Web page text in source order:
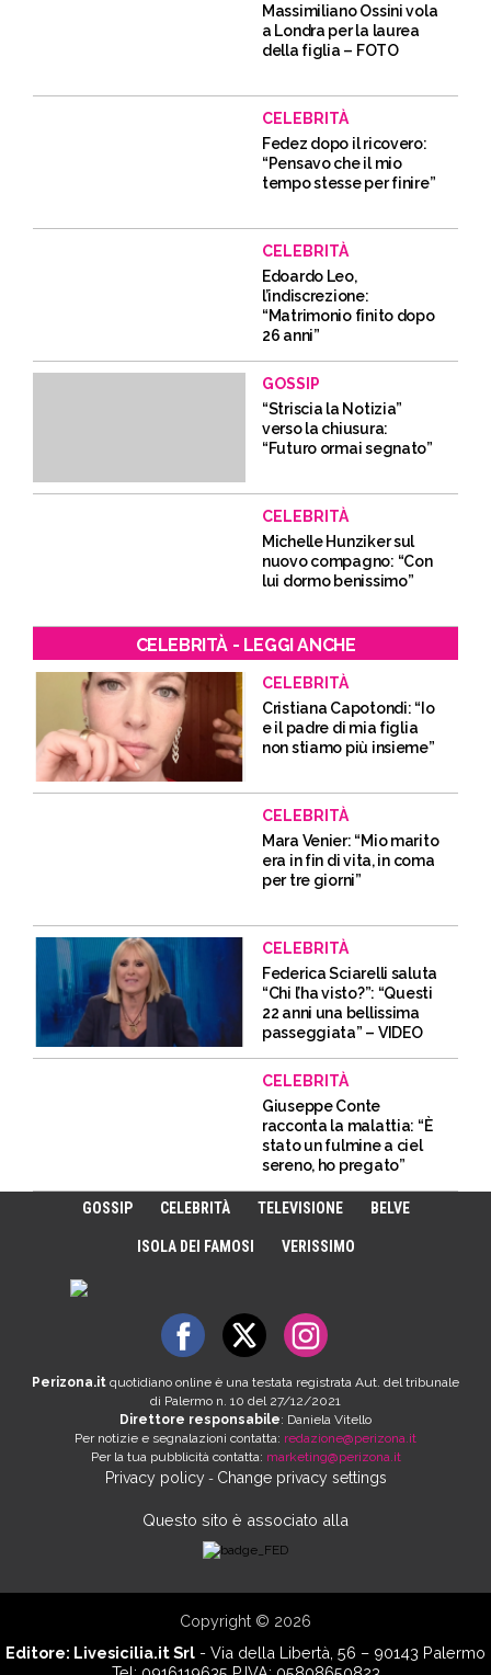
Massimiliano Ossini vola
a Londra per la laurea
della figlia – FOTO
CELEBRITÀ
Fedez dopo il ricovero:
“Pensavo che il mio
tempo stesse per finire”
CELEBRITÀ
Edoardo Leo,
l’indiscrezione:
“Matrimonio finito dopo
26 anni”
GOSSIP
“Striscia la Notizia”
verso la chiusura:
“Futuro ormai segnato”
CELEBRITÀ
Michelle Hunziker sul
nuovo compagno: “Con
lui dormo benissimo”
CELEBRITÀ - LEGGI ANCHE
CELEBRITÀ
Cristiana Capotondi: “Io
e il padre di mia figlia
non stiamo più insieme”
CELEBRITÀ
Mara Venier: “Mio marito
era in fin di vita, in coma
per tre giorni”
CELEBRITÀ
Federica Sciarelli saluta
“Chi l’ha visto?”: “Questi
22 anni una bellissima
passeggiata” – VIDEO
CELEBRITÀ
Giuseppe Conte
racconta la malattia: “È
stato un fulmine a ciel
sereno, ho pregato”
GOSSIP CELEBRITÀ TELEVISIONE BELVE
ISOLA DEI FAMOSI VERISSIMO
Perizona.it quotidiano online è una testata registrata Aut. del tribunale
di Palermo n. 10 del 27/12/2021
Direttore responsabile: Daniela Vitello
Per notizie e segnalazioni contatta: redazione@perizona.it
Per la tua pubblicità contatta: marketing@perizona.it
Privacy policy- Change privacy settings
Questo sito è associato alla
Copyright © 2026
Editore: Livesicilia.it Srl - Via della Libertà, 56 – 90143 Palermo